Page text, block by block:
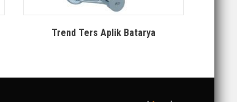
Trend Ters Aplik Batarya